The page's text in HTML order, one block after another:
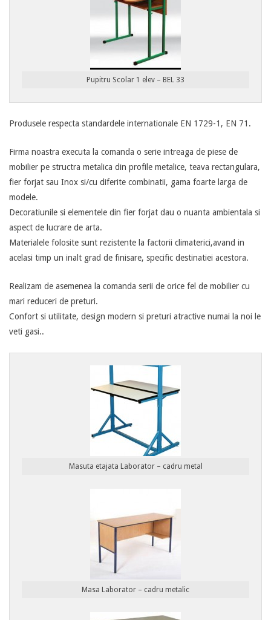
Pupitru Scolar 1 elev – BEL 33
Produsele respecta standardele internationale EN 1729-1, EN 71.
Firma noastra executa la comanda o serie intreaga de piese de
mobilier pe structra metalica din profile metalice, teava rectangulara,
fier forjat sau Inox si/cu diferite combinatii, gama foarte larga de
modele.
Decoratiunile si elementele din fier forjat dau o nuanta ambientala si
aspect de lucrare de arta.
Materialele folosite sunt rezistente la factorii climaterici,avand in
acelasi timp un inalt grad de finisare, specific destinatiei acestora.
Realizam de asemenea la comanda serii de orice fel de mobilier cu
mari reduceri de preturi.
Confort si utilitate, design modern si preturi atractive numai la noi le
veti gasi..
Masuta etajata Laborator – cadru metal
Masa Laborator – cadru metalic